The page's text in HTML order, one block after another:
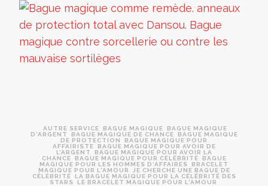
AUTRE SERVICE BAGUE MAGIQUE
BAGUE MAGIQUE
D'ARGENT
BAGUE MAGIQUE DE CHANCE
BAGUE MAGIQUE
DE PROTECTION
BAGUE MAGIQUE POUR
AFFAIRISTE
BAGUE MAGIQUE POUR AVOIR DE
L’ARGENT
BAGUE MAGIQUE POUR AVOIR LA
CHANCE
BAGUE MAGIQUE POUR CÉLÉBRITÉ
BAGUE
MAGIQUE POUR LES HOMMES D'AFFAIRES
BRACELET
MAGIQUE POUR L'AMOUR
JE CHERCHE UNE BAGUE DE
CÉLÉBRITÉ
LA BAGUE MAGIQUE POUR LA CÉLÉBRITÉ DES
STARS
LE BRACELET MAGIQUE POUR L'AMOUR